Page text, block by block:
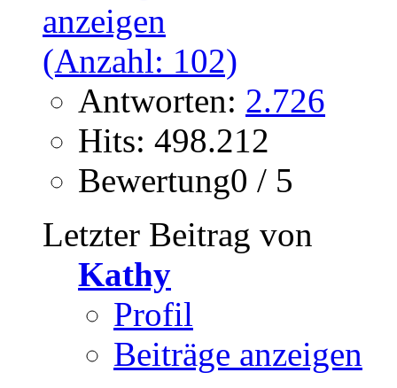
Antworten: 2.726
Hits: 498.212
Bewertung0 / 5
Letzter Beitrag von
Kathy
Profil
Beiträge anzeigen